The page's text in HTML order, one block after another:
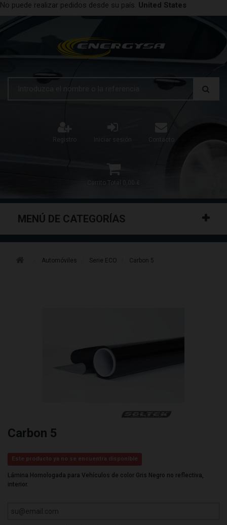
No puede realizar pedidos desde su país. United States
Registro Iniciar sesión Contacto
Carrito Total 0,00 €
MENÚ DE CATEGORÍAS
Automóviles Serie ECO Carbon 5
Carbon 5
Este producto ya no se encuentra disponible
Lámina Homologada para Vehículos de color Gris Negro no reflectiva,
interior.